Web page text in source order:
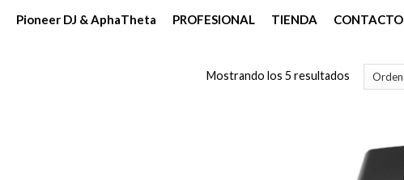
Pioneer DJ & AphaTheta PROFESIONAL TIENDA CONTACTO
Mostrando los 5 resultados